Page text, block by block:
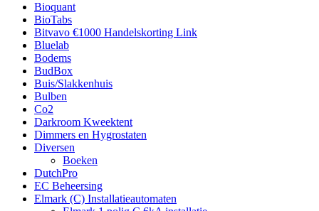
Bioquant
BioTabs
Bitvavo €1000 Handelskorting Link
Bluelab
Bodems
BudBox
Buis/Slakkenhuis
Bulben
Co2
Darkroom Kweektent
Dimmers en Hygrostaten
Diversen
Boeken
DutchPro
EC Beheersing
Elmark (C) Installatieautomaten